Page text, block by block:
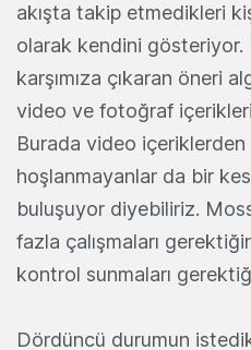
akışta takip etmedikleri
olarak kendini gösteriyor.
karşımıza çıkaran öneri
video ve fotoğraf
Burada video
hoşlanmayanlar da bir
buluşuyor diyebiliriz.
fazla çalışmaları
kontrol sunmaları
Dördüncü durumun